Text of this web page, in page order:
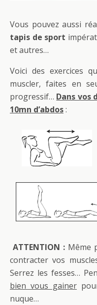
Vous pouvez aussi
tapis de sport
et autres…
Voici des exercices
muscler, faites en
progressif… Dans vos
10mn d’abdos:
ATTENTION : Même
contracter vos
Serrez les fesses…
bien vous gainer
nuque…